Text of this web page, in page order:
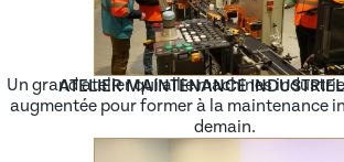
ATELIER MAINTENANCE
Un grand atelier qui allie machines
augmentée pour former à la maintenance
demain.